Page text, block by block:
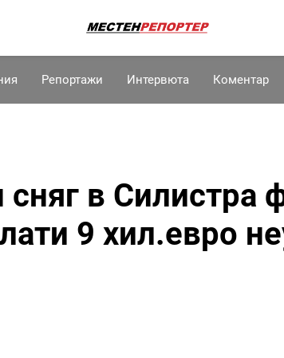
Репортажи Интервюта Коментар
в Силистра
9 хил.евро